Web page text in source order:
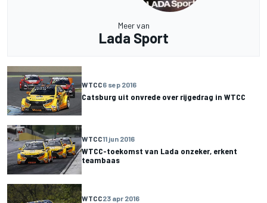
Meer van
Lada Sport
WTCC6 sep 2016
Catsburg uit onvrede over rijgedrag in WTCC
WTCC11 jun 2016
WTCC-toekomst van Lada onzeker, erkent
teambaas
WTCC23 apr 2016